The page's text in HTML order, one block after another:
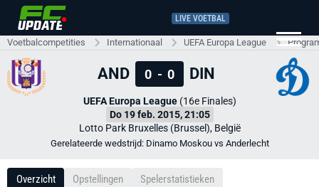
LIVE VOETBAL
Voetbalcompetities Internationaal UEFA Europa League
AND 0 - 0 DIN
UEFA Europa League(16e Finales)
Do 19 feb. 2015, 21:05
Lotto Park Bruxelles (Brussel), België
Gerelateerde wedstrijd: Dinamo Moskou vs Anderlecht
Overzicht Opstellingen Spelerstatistieken